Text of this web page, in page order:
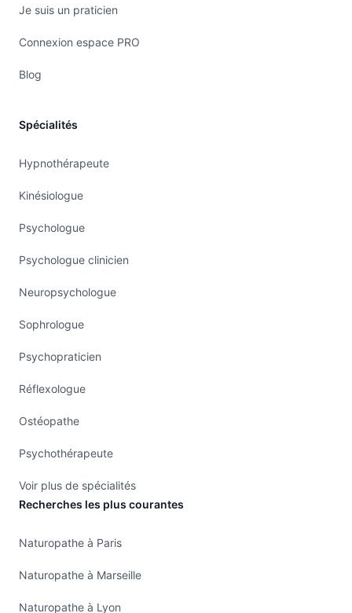
Je suis un praticien
Connexion espace PRO
Blog
Spécialités
Hypnothérapeute
Kinésiologue
Psychologue
Psychologue clinicien
Neuropsychologue
Sophrologue
Psychopraticien
Réflexologue
Ostéopathe
Psychothérapeute
Voir plus de spécialités
Recherches les plus courantes
Naturopathe à Paris
Naturopathe à Marseille
Naturopathe à Lyon